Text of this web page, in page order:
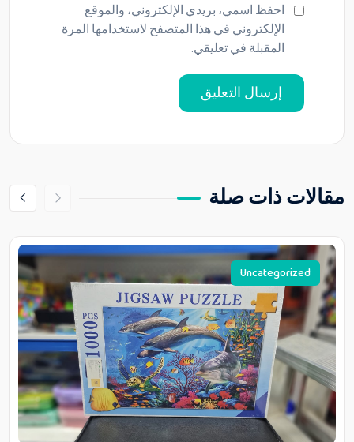
احفظ اسمي، بريدي الإلكتروني، والموقع
الإلكتروني في هذا المتصفح لاستخدامها المرة
المقبلة في تعليقي.
مقالات ذات صلة
Uncategorized